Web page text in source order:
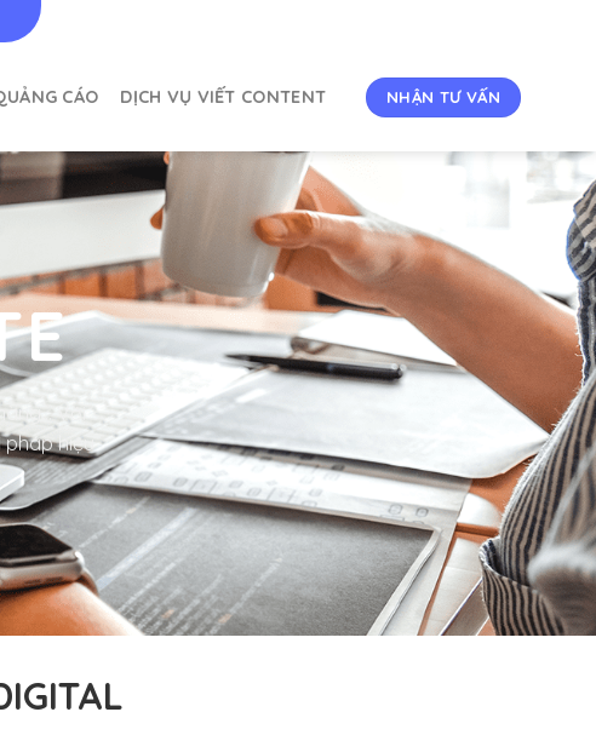
CÁO DỊCH VỤ VIẾT CONTENT NHẬN TƯ VẤN
Với
hiệu